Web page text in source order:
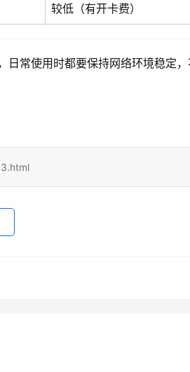
较低（有开卡费）
日常使用时都要保持网络环境稳定